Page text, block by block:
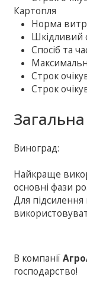
Картопля
Норма
Шкідливий
Спосіб та
Строк
Строк
Виноград:
Найкраще
основні фази
Для
В компанії
господарство!